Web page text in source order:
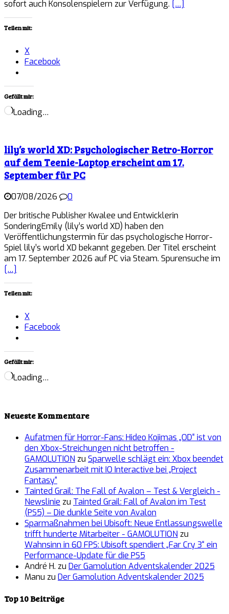
sofort auch Konsolenspielern zur Verfügung. […]
Teilen mit:
X
Facebook
Gefällt mir:
Loading…
lily’s world XD: Psychologischer Retro-Horror
auf dem Teenie-Laptop erscheint am 17.
September für PC
07/08/2026
0
Der britische Publisher Kwalee und Entwicklerin
SonderingEmily (lily’s world XD) haben den
Veröffentlichungstermin für das psychologische Horror-
Spiel lily’s world XD bekannt gegeben. Der Titel erscheint
am 17. September 2026 auf PC via Steam. Spurensuche im
[…]
Teilen mit:
X
Facebook
Gefällt mir:
Loading…
Neueste Kommentare
Aufatmen für Horror-Fans: Hideo Kojimas „OD“ ist von
den Xbox-Streichungen nicht betroffen -
GAMOLUTION zu Sparwelle schlägt ein: Xbox beendet
Zusammenarbeit mit IO Interactive bei „Project
Fantasy“
Tainted Grail: The Fall of Avalon – Test & Vergleich -
Newslinie zu Tainted Grail: Fall of Avalon im Test
(PS5) – Die dunkle Seite von Avalon
Sparmaßnahmen bei Ubisoft: Neue Entlassungswelle
trifft hunderte Mitarbeiter - GAMOLUTION zu
Wahnsinn in 60 FPS: Ubisoft spendiert „Far Cry 3“ ein
Performance-Update für die PS5
André H. zu Der Gamolution Adventskalender 2025
Manu zu Der Gamolution Adventskalender 2025
Top 10 Beiträge